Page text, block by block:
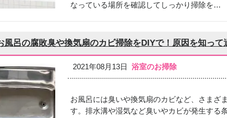
なっている場所を確認してしっかり掃除を…
風呂の腐敗臭や換気扇のカビ掃除をDIYで！原因を知って
2021年08月13日 浴室のお掃除
お風呂には臭いや換気扇のカビなど、さまざ
す。排水溝や湿気など臭いやカビが発生する